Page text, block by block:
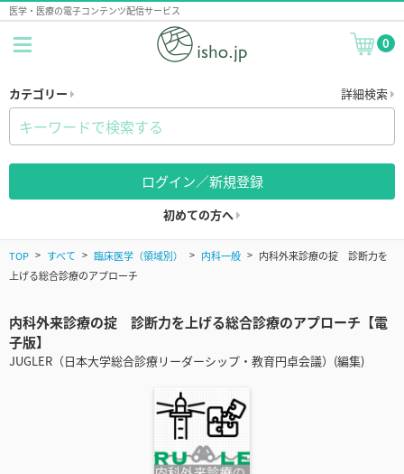
医学・医療の電子コンテンツ配信サービス
0
カテゴリー 詳細検索
ログイン／新規登録
初めての方へ
TOP すべて 臨床医学（領域別） 内科一般
内科外来診療の掟 診断力を
上げる総合診療のアプローチ
内科外来診療の掟 診断力を上げる総合診療のアプローチ【電
子版】
JUGLER（日本大学総合診療リーダーシップ・教育円卓会議）(編集)